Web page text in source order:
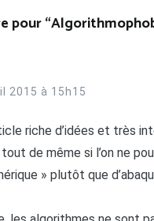
pour “
2015 à 15h15
riche d’idées et très
de même si l’on ne
» plutôt que